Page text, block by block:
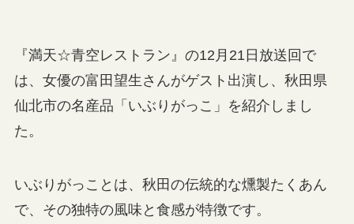
『満天☆青空レストラン』の12月21日放送回で
は、女優の富田望生さんがゲスト出演し、秋田県
仙北市の名産品「いぶりがっこ」を紹介しまし
た。
いぶりがっことは、秋田の伝統的な燻製たくあん
で、その独特の風味と食感が特徴です。